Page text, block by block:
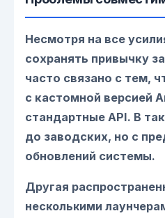
Несмотря на все
сохранять привычку
часто связано с тем,
с кастомной версией
стандартные API. В
до заводских, но с
обновлений системы.
Другая
несколькими